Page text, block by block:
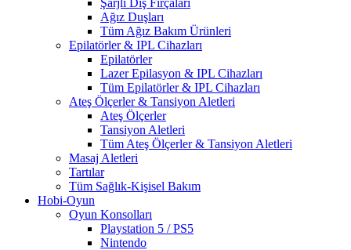
Şarjlı Diş Fırçaları
Ağız Duşları
Tüm Ağız Bakım Ürünleri
Epilatörler & IPL Cihazları
Epilatörler
Lazer Epilasyon & IPL Cihazları
Tüm Epilatörler & IPL Cihazları
Ateş Ölçerler & Tansiyon Aletleri
Ateş Ölçerler
Tansiyon Aletleri
Tüm Ateş Ölçerler & Tansiyon Aletleri
Masaj Aletleri
Tartılar
Tüm Sağlık-Kişisel Bakım
Hobi-Oyun
Oyun Konsolları
Playstation 5 / PS5
Nintendo